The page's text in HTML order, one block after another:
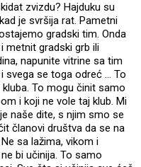
zvizdu? Hajduku su
je svršija rat. Pametni
gradski tim. Onda
metnit gradski grb ili
napunite vitrine sa tim
se toga odreć ... To
To mogu činit samo
i koji ne vole taj klub. Mi
naše dite, s njim smo se
članovi društva da se na
sa lažima, vikom i
bi učinija. To samo